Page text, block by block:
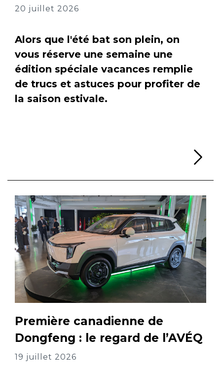
20 juillet 2026
Alors que l'été bat son plein, on
vous réserve une semaine une
édition spéciale vacances remplie
de trucs et astuces pour profiter de
la saison estivale.
Première canadienne de
Dongfeng : le regard de l’AVÉQ
19 juillet 2026